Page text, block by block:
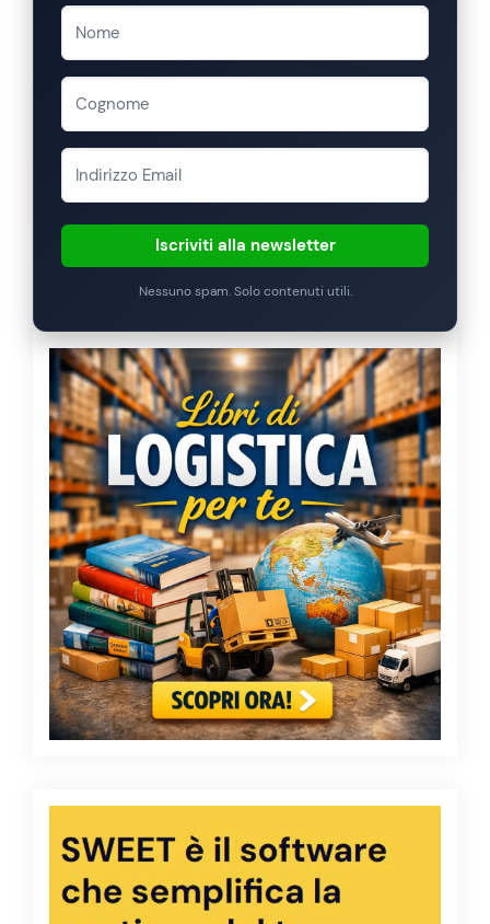
Iscriviti alla newsletter
Nessuno spam. Solo contenuti utili.